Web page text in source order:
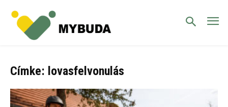
Címke: lovasfelvonulás